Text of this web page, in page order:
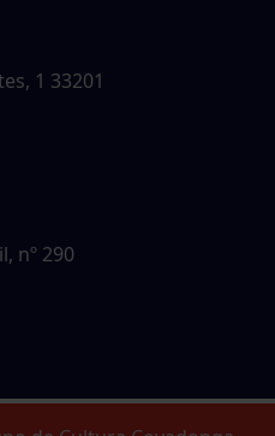
1 33201
nº 290